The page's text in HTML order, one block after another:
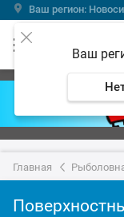
Ваш регион:
Ваш
Главная